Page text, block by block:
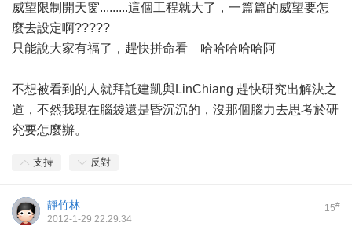
威望限制開天窗.........這個工程就大了，一篇篇的威望要怎
麼去設定啊?????
只能說大家有福了，趕快拼命看 哈哈哈哈哈阿
不想被看到的人就拜託建凱與LinChiang 趕快研究出解決之
道，不然我現在腦袋還是昏沉沉的，沒那個腦力去思考於研
究要怎麼辦。
支持 反對
15#
靜竹林
2012-1-29 22:29:34